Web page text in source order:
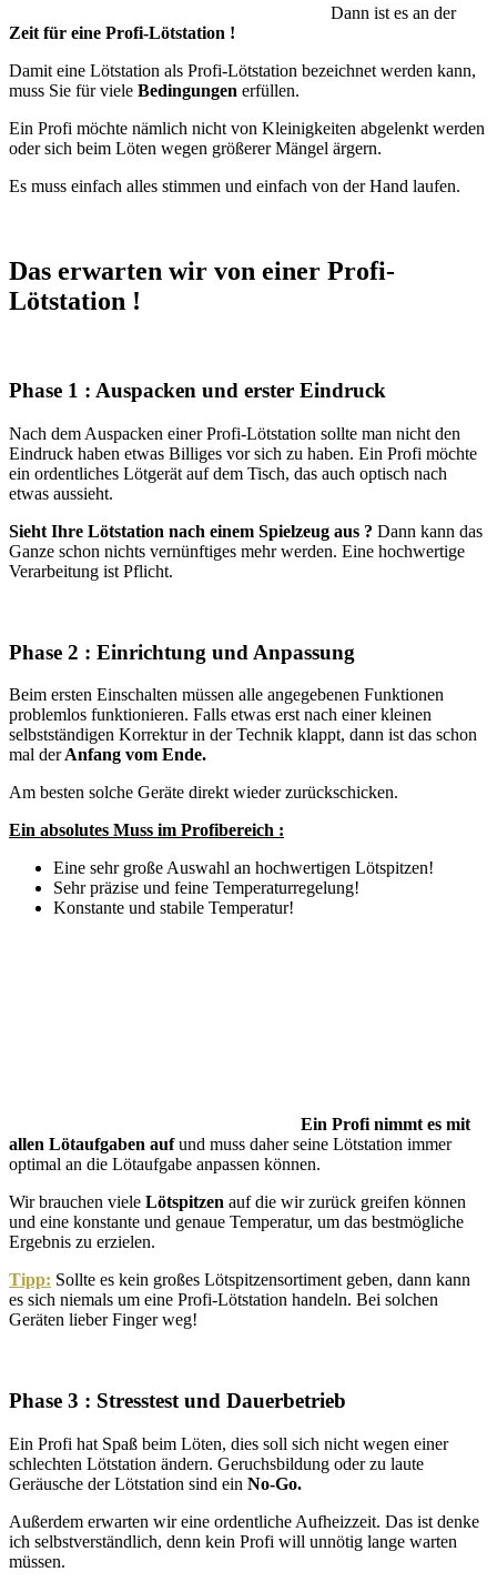
Dann ist es an der
Zeit für eine Profi-Lötstation !
Damit eine Lötstation als Profi-Lötstation bezeichnet werden kann,
muss Sie für viele Bedingungen erfüllen.
Ein Profi möchte nämlich nicht von Kleinigkeiten abgelenkt werden
oder sich beim Löten wegen größerer Mängel ärgern.
Es muss einfach alles stimmen und einfach von der Hand laufen.
Das erwarten wir von einer Profi-
Lötstation !
Phase 1 : Auspacken und erster Eindruck
Nach dem Auspacken einer Profi-Lötstation sollte man nicht den
Eindruck haben etwas Billiges vor sich zu haben. Ein Profi möchte
ein ordentliches Lötgerät auf dem Tisch, das auch optisch nach
etwas aussieht.
Sieht Ihre Lötstation nach einem Spielzeug aus ? Dann kann das
Ganze schon nichts vernünftiges mehr werden. Eine hochwertige
Verarbeitung ist Pflicht.
Phase 2 : Einrichtung und Anpassung
Beim ersten Einschalten müssen alle angegebenen Funktionen
problemlos funktionieren. Falls etwas erst nach einer kleinen
selbstständigen Korrektur in der Technik klappt, dann ist das schon
mal derAnfang vom Ende.
Am besten solche Geräte direkt wieder zurückschicken.
Ein absolutes Muss im Profibereich :
Eine sehr große Auswahl an hochwertigen Lötspitzen!
Sehr präzise und feine Temperaturregelung!
Konstante und stabile Temperatur!
Ein Profi nimmt es mit
allen Lötaufgaben aufund muss daher seine Lötstation immer
optimal an die Lötaufgabe anpassen können.
Wir brauchen viele Lötspitzen auf die wir zurück greifen können
und eine konstante und genaue Temperatur, um das bestmögliche
Ergebnis zu erzielen.
Tipp: Sollte es kein großes Lötspitzensortiment geben, dann kann
es sich niemals um eine Profi-Lötstation handeln. Bei solchen
Geräten lieber Finger weg!
Phase 3 : Stresstest und Dauerbetrieb
Ein Profi hat Spaß beim Löten, dies soll sich nicht wegen einer
schlechten Lötstation ändern. Geruchsbildung oder zu laute
Geräusche der Lötstation sind ein No-Go.
Außerdem erwarten wir eine ordentliche Aufheizzeit. Das ist denke
ich selbstverständlich, denn kein Profi will unnötig lange warten
müssen.